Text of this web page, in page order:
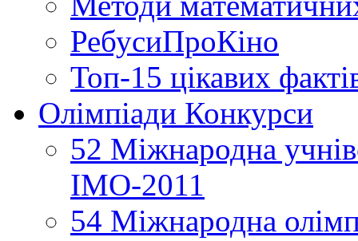
РебусиПроКіно
Топ-15 цікавих
Олімпіади Конкурси
52 Міжнародна
ІМО-2011
54 Міжнародна